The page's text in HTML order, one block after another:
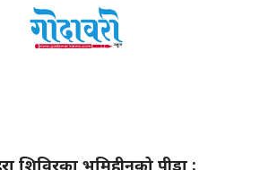
शिविरका भूमिहीनको पीडा :